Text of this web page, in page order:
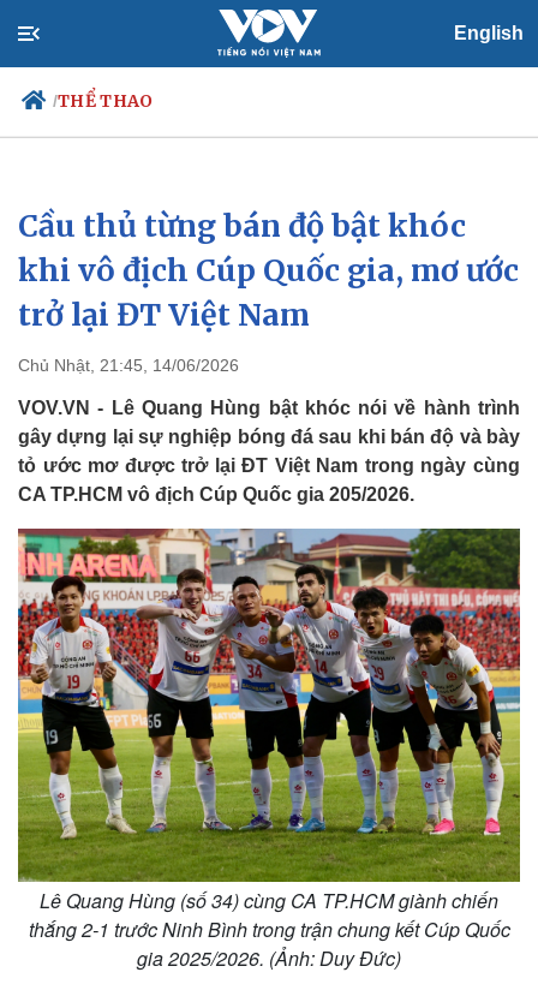
English
/THỂ THAO
Chính trị
Đảng
Tổ chức nhân sự
Quốc hội
Nhận diện sự thật
Xã hội
Tin 24h
Dự báo thời tiết
Giáo dục
Cầu thủ từng bán độ bật khóc
khi vô địch Cúp Quốc gia, mơ ước
trở lại ĐT Việt Nam
Chủ Nhật, 21:45, 14/06/2026
VOV.VN - Lê Quang Hùng bật khóc nói về hành trình
gây dựng lại sự nghiệp bóng đá sau khi bán độ và bày
tỏ ước mơ được trở lại ĐT Việt Nam trong ngày cùng
CA TP.HCM vô địch Cúp Quốc gia 205/2026.
Lê Quang Hùng (số 34) cùng CA TP.HCM giành chiến
thắng 2-1 trước Ninh Bình trong trận chung kết Cúp Quốc
gia 2025/2026. (Ảnh: Duy Đức)